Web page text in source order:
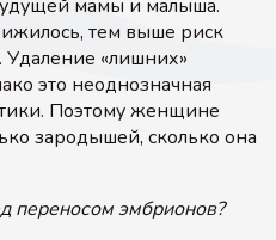
мамы и малыша.
тем выше риск
«лишних»
это неоднозначная
Поэтому женщине
зародышей, сколько она
переносом эмбрионов?